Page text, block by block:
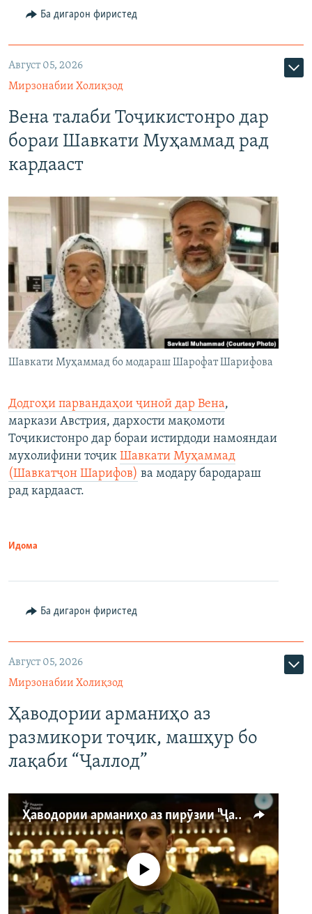
Ба дигарон фиристед
Август 05, 2026
Мирзонабии Холиқзод
Вена талаби Тоҷикистонро дар
бораи Шавкати Муҳаммад рад
кардааст
Шавкати Муҳаммад бо модараш Шарофат Шарифова
Додгоҳи парвандаҳои ҷиноӣ дар Вена,
маркази Австрия, дархости мақомоти
Тоҷикистонро дар бораи истирдоди намояндаи
мухолифини тоҷик Шавкати Муҳаммад
(Шавкатҷон Шарифов) ва модару бародараш
рад кардааст.
Идома
Ба дигарон фиристед
Август 05, 2026
Мирзонабии Холиқзод
Ҳаводории арманиҳо аз
размикори тоҷик, машҳур бо
лақаби “Ҷаллод”
Ҳаводории арманиҳо аз пирӯзии "Ҷаллод"-и тоҷик
Феълан кор намекунад